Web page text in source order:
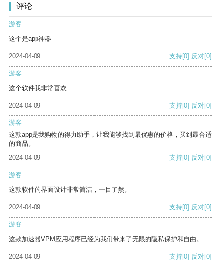
评论
游客
这个是app神器
2024-04-09 支持[0] 反对[0]
游客
这个软件我非常喜欢
2024-04-09 支持[0] 反对[0]
游客
这款app是我购物的得力助手，让我能够找到最优惠的价格，买到最合适
的商品。
2024-04-09
支持[0] 反对[0]
游客
这款软件的界面设计非常简洁，一目了然。
2024-04-09 支持[0] 反对[0]
游客
这款加速器VPM应用程序已经为我们带来了无限的隐私保护和自由。
2024-04-09 支持[0] 反对[0]